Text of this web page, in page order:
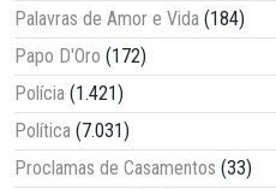
Palavras de Amor e Vida (184)
Papo D'Oro (172)
Polícia (1.421)
Política (7.031)
Proclamas de Casamentos (33)